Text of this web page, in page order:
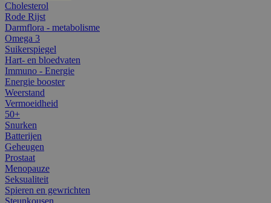
Cholesterol
Rode Rijst
Darmflora - metabolisme
Omega 3
Suikerspiegel
Hart- en bloedvaten
Immuno - Energie
Energie booster
Weerstand
Vermoeidheid
50+
Snurken
Batterijen
Geheugen
Prostaat
Menopauze
Seksualiteit
Spieren en gewrichten
Steunkousen